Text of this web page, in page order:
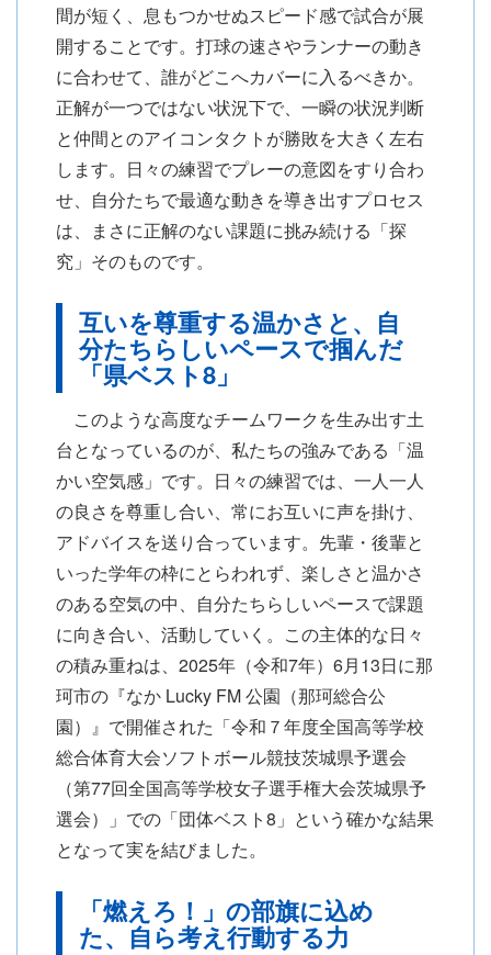
間が短く、息もつかせぬスピード感で試合が展
開することです。打球の速さやランナーの動き
に合わせて、誰がどこへカバーに入るべきか。
正解が一つではない状況下で、一瞬の状況判断
と仲間とのアイコンタクトが勝敗を大きく左右
します。日々の練習でプレーの意図をすり合わ
せ、自分たちで最適な動きを導き出すプロセス
は、まさに正解のない課題に挑み続ける「探
究」そのものです。
互いを尊重する温かさと、自
分たちらしいペースで掴んだ
「県ベスト8」
このような高度なチームワークを生み出す土
台となっているのが、私たちの強みである「温
かい空気感」です。日々の練習では、一人一人
の良さを尊重し合い、常にお互いに声を掛け、
アドバイスを送り合っています。先輩・後輩と
いった学年の枠にとらわれず、楽しさと温かさ
のある空気の中、自分たちらしいペースで課題
に向き合い、活動していく。この主体的な日々
の積み重ねは、2025年（令和7年）6月13日に那
珂市の『なか Lucky FM 公園（那珂総合公
園）』で開催された「令和７年度全国高等学校
総合体育大会ソフトボール競技茨城県予選会
（第77回全国高等学校女子選手権大会茨城県予
選会）」での「団体ベスト8」という確かな結果
となって実を結びました。
「燃えろ！」の部旗に込め
た、自ら考え行動する力